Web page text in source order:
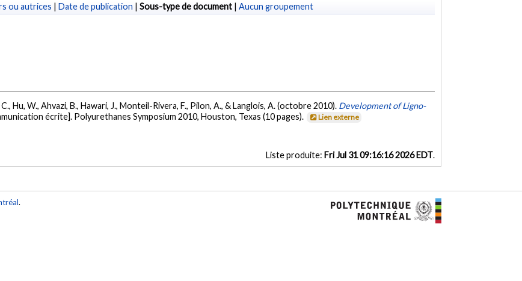
ou autrices | Date de publication | Sous-type de document | Aucun groupement
Hu, W., Ahvazi, B., Hawari, J., Monteil-Rivera, F., Pilon, A., & Langlois, A. (octobre 2010). Development of Ligno-
écrite]. Polyurethanes Symposium 2010, Houston, Texas (10 pages). Lien externe
Liste produite: Fri Jul 31 09:16:16 2026 EDT.
.